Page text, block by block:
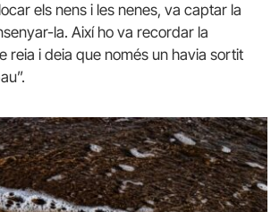
els nens i les nenes, va captar la
la. Així ho va recordar la
reia i deia que només un havia sortit